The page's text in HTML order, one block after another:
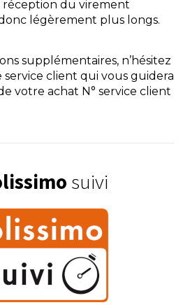
réception du virement
légèrement plus longs.
supplémentaires, n’hésitez
service client qui vous guidera
votre achat N° service client
suivi